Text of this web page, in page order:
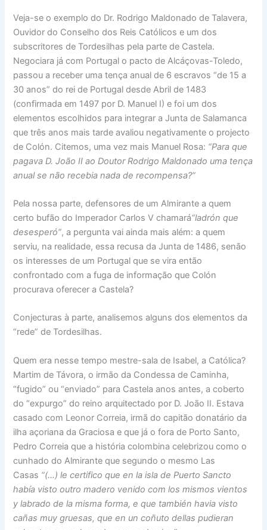
Veja-se o exemplo do Dr. Rodrigo Maldonado de Talavera,
Ouvidor do Conselho dos Reis Católicos e um dos
subscritores de Tordesilhas pela parte de Castela.
Negociara já com Portugal o pacto de Alcáçovas-Toledo,
passou a receber uma tença anual de 6 escravos “de 15 a
30 anos” do rei de Portugal desde Abril de 1483
(confirmada em 1497 por D. Manuel I) e foi um dos
elementos escolhidos para integrar a Junta de Salamanca
que três anos mais tarde avaliou negativamente o projecto
de Colón. Citemos, uma vez mais Manuel Rosa: “Para que
pagava D. João II ao Doutor Rodrigo Maldonado uma tença
anual se não recebia nada de recompensa?”
Pela nossa parte, defensores de um Almirante a quem
certo bufão do Imperador Carlos V chamará“ladrón que
desesperó”, a pergunta vai ainda mais além: a quem
serviu, na realidade, essa recusa da Junta de 1486, senão
os interesses de um Portugal que se vira então
confrontado com a fuga de informação que Colón
procurava oferecer a Castela?
Conjecturas à parte, analisemos alguns dos elementos da
“rede” de Tordesilhas.
Quem era nesse tempo mestre-sala de Isabel, a Católica?
Martim de Távora, o irmão da Condessa de Caminha,
“fugido” ou “enviado” para Castela anos antes, a coberto
do “expurgo” do reino arquitectado por D. João II. Estava
casado com Leonor Correia, irmã do capitão donatário da
ilha açoriana da Graciosa e que já o fora de Porto Santo,
Pedro Correia que a história colombina celebrizou como o
cunhado do Almirante que segundo o mesmo Las
Casas “(…) le certifico que en la isla de Puerto Sancto
había visto outro madero venido com los mismos vientos
y labrado de la misma forma, e que también havia visto
cañas muy gruesas, que en un coñuto dellas pudieran